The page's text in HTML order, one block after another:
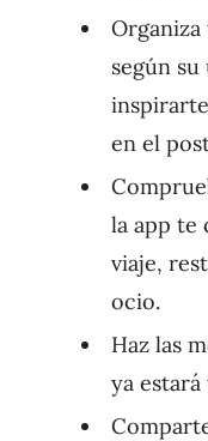
según
en el
la app te
viaje,
ocio.
Haz las
ya